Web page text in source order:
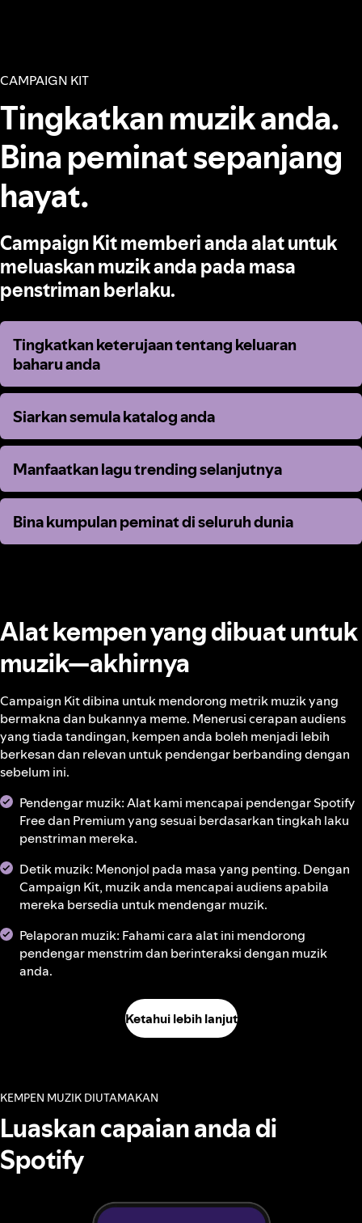
CAMPAIGN KIT
Tingkatkan muzik anda.
Bina peminat sepanjang
hayat.
Campaign Kit memberi anda alat untuk
meluaskan muzik anda pada masa
penstriman berlaku.
Tingkatkan keterujaan tentang keluaran
baharu anda
Tingkatkan keterujaan tentang keluaran
baharu anda
Siarkan semula katalog anda
Siarkan semula katalog anda
Manfaatkan lagu trending selanjutnya
Manfaatkan lagu trending selanjutnya
Bina kumpulan peminat di seluruh dunia
Bina kumpulan peminat di seluruh dunia
Alat kempen yang dibuat untuk
muzik—akhirnya
Campaign Kit dibina untuk mendorong metrik muzik yang
bermakna dan bukannya meme. Menerusi cerapan audiens
yang tiada tandingan, kempen anda boleh menjadi lebih
berkesan dan relevan untuk pendengar berbanding dengan
sebelum ini.
Pendengar muzik: Alat kami mencapai pendengar Spotify
Free dan Premium yang sesuai berdasarkan tingkah laku
penstriman mereka.
Detik muzik: Menonjol pada masa yang penting. Dengan
Campaign Kit, muzik anda mencapai audiens apabila
mereka bersedia untuk mendengar muzik.
Pelaporan muzik: Fahami cara alat ini mendorong
pendengar menstrim dan berinteraksi dengan muzik
anda.
Ketahui lebih lanjut
KEMPEN MUZIK DIUTAMAKAN
Luaskan capaian anda di
Spotify